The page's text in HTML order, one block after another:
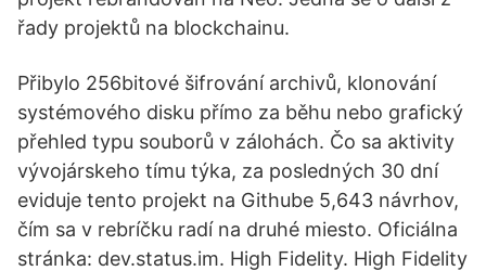
řady projektů na blockchainu.
Přibylo 256bitové šifrování archivů, klonování
systémového disku přímo za běhu nebo grafický
přehled typu souborů v zálohách. Čo sa aktivity
vývojárskeho tímu týka, za posledných 30 dní
eviduje tento projekt na Githube 5,643 návrhov,
čím sa v rebríčku radí na druhé miesto. Oficiálna
stránka: dev.status.im. High Fidelity. High Fidelity